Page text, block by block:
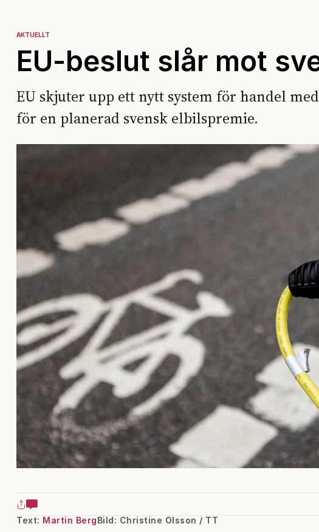
AKTUELLT
EU-beslut slår mot
EU skjuter upp ett nytt system för handel
för en planerad svensk elbilspremie.
Text: Martin BergBild: Christine Olsson / TT